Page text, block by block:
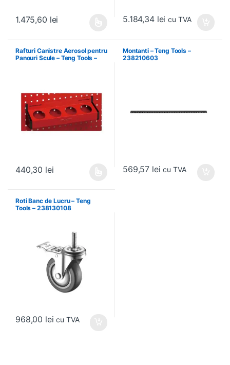
1.475,60 lei 5.184,34 lei cu TVA
Rafturi Canistre Aerosol pentru
Panouri Scule – Teng Tools –
440,30 lei
Montanti – Teng Tools –
238210603
569,57 lei cu TVA
Roti Banc de Lucru – Teng
Tools – 238130108
968,00 lei cu TVA